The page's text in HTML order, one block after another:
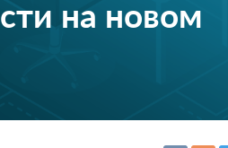
на новом